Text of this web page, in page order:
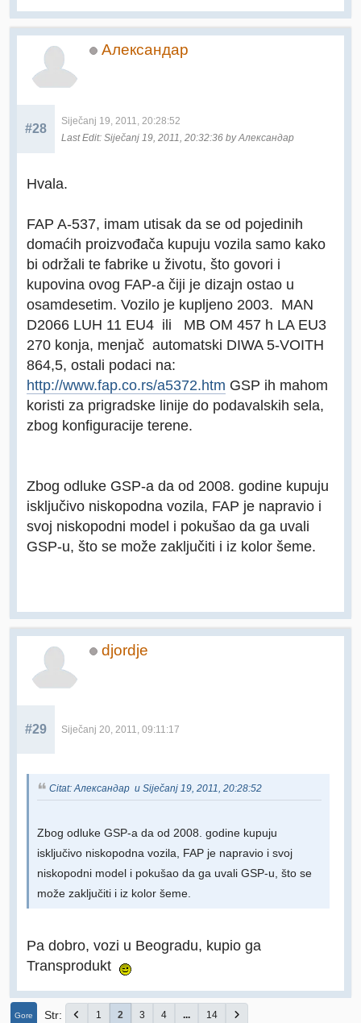
Александар
#28
Siječanj 19, 2011, 20:28:52
Last Edit: Siječanj 19, 2011, 20:32:36 by Александар
Hvala.
FAP A-537, imam utisak da se od pojedinih
domaćih proizvođača kupuju vozila samo kako
bi održali te fabrike u životu, što govori i
kupovina ovog FAP-a čiji je dizajn ostao u
osamdesetim. Vozilo je kupljeno 2003. MAN
D2066 LUH 11 EU4 ili MB OM 457 h LA EU3
270 konja, menjač automatski DIWA 5-VOITH
864,5, ostali podaci na:
http://www.fap.co.rs/a5372.htm GSP ih mahom
koristi za prigradske linije do podavalskih sela,
zbog konfiguracije terene.
Zbog odluke GSP-a da od 2008. godine kupuju
isključivo niskopodna vozila, FAP je napravio i
svoj niskopodni model i pokušao da ga uvali
GSP-u, što se može zaključiti i iz kolor šeme.
djordje
#29 Siječanj 20, 2011, 09:11:17
Citat: Александар u Siječanj 19, 2011, 20:28:52
Zbog odluke GSP-a da od 2008. godine kupuju
isključivo niskopodna vozila, FAP je napravio i svoj
niskopodni model i pokušao da ga uvali GSP-u, što se
može zaključiti i iz kolor šeme.
Pa dobro, vozi u Beogradu, kupio ga
Transprodukt
Gore Str 1 2 3 4 ... 14